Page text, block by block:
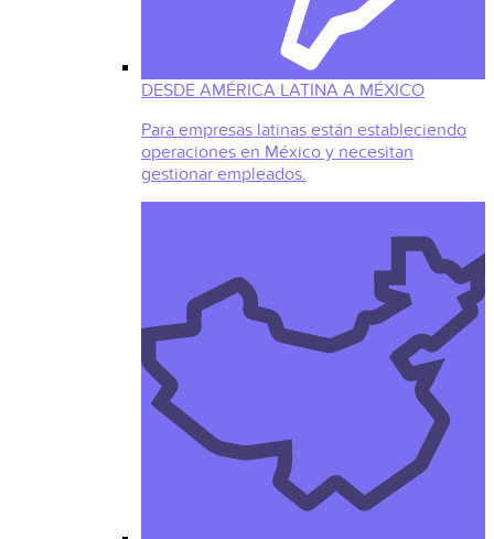
DESDE AMÉRICA LATINA A MÉXICO
Para empresas latinas están estableciendo
operaciones en México y necesitan
gestionar empleados.